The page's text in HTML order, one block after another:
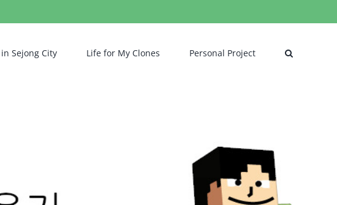
Sejong City Life for My Clones Personal Project